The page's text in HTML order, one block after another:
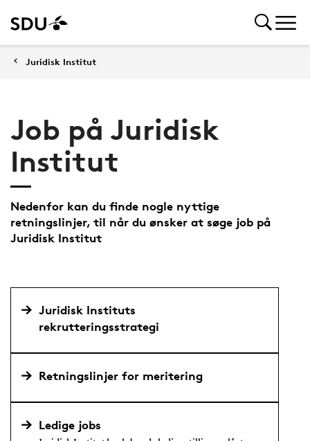
Juridisk Institut
Job på Juridisk
Institut
Nedenfor kan du finde nogle nyttige
retningslinjer, til når du ønsker at søge job på
Juridisk Institut
Juridisk Instituts
rekrutteringsstrategi
Retningslinjer for meritering
Ledige jobs